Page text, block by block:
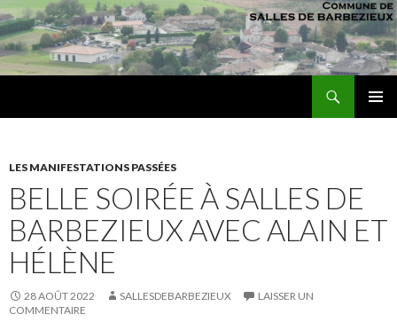
LES MANIFESTATIONS PASSÉES
BELLE SOIRÉE À SALLES DE
BARBEZIEUX AVEC ALAIN ET
HÉLÈNE
28 AOÛT 2022 SALLESDEBARBEZIEUX
LAISSER UN
COMMENTAIRE